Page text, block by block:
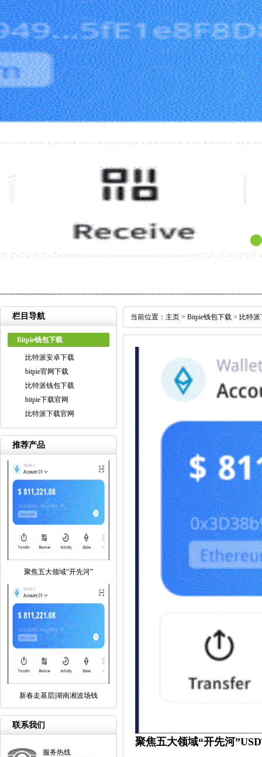
栏目导航
Bitpie钱包下载
比特派安卓下载
bitpie官网下载
比特派钱包下载
bitpie下载官网
比特派下载官网
推荐产品
聚焦五大领域“开先河”
新春走基层|湖南湘波场钱
联系我们
服务热线
当前位置： 主页 > Bitpie钱包下载 > 比特
聚焦五大领域“开先河